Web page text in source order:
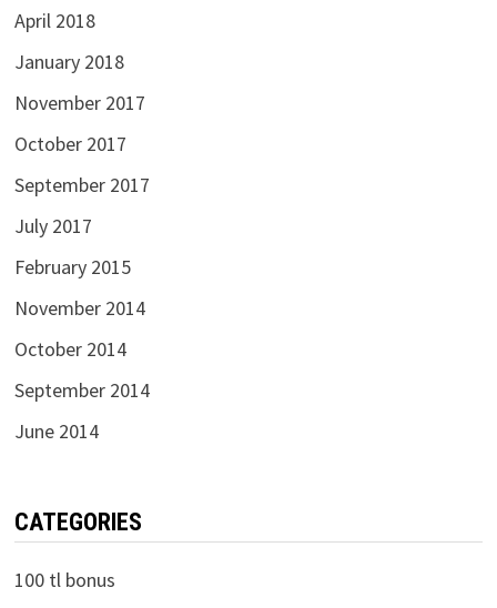
April 2018
January 2018
November 2017
October 2017
September 2017
July 2017
February 2015
November 2014
October 2014
September 2014
June 2014
CATEGORIES
100 tl bonus